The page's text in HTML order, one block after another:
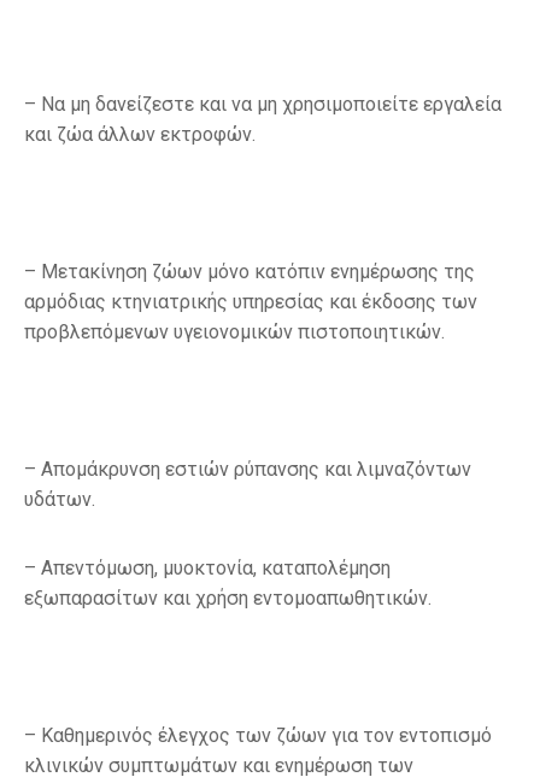
– Να μη δανείζεστε και να μη χρησιμοποιείτε εργαλεία
και ζώα άλλων εκτροφών.
– Μετακίνηση ζώων μόνο κατόπιν ενημέρωσης της
αρμόδιας κτηνιατρικής υπηρεσίας και έκδοσης των
προβλεπόμενων υγειονομικών πιστοποιητικών.
– Απομάκρυνση εστιών ρύπανσης και λιμναζόντων
υδάτων.
– Απεντόμωση, μυοκτονία, καταπολέμηση
εξωπαρασίτων και χρήση εντομοαπωθητικών.
– Καθημερινός έλεγχος των ζώων για τον εντοπισμό
κλινικών συμπτωμάτων και ενημέρωση των